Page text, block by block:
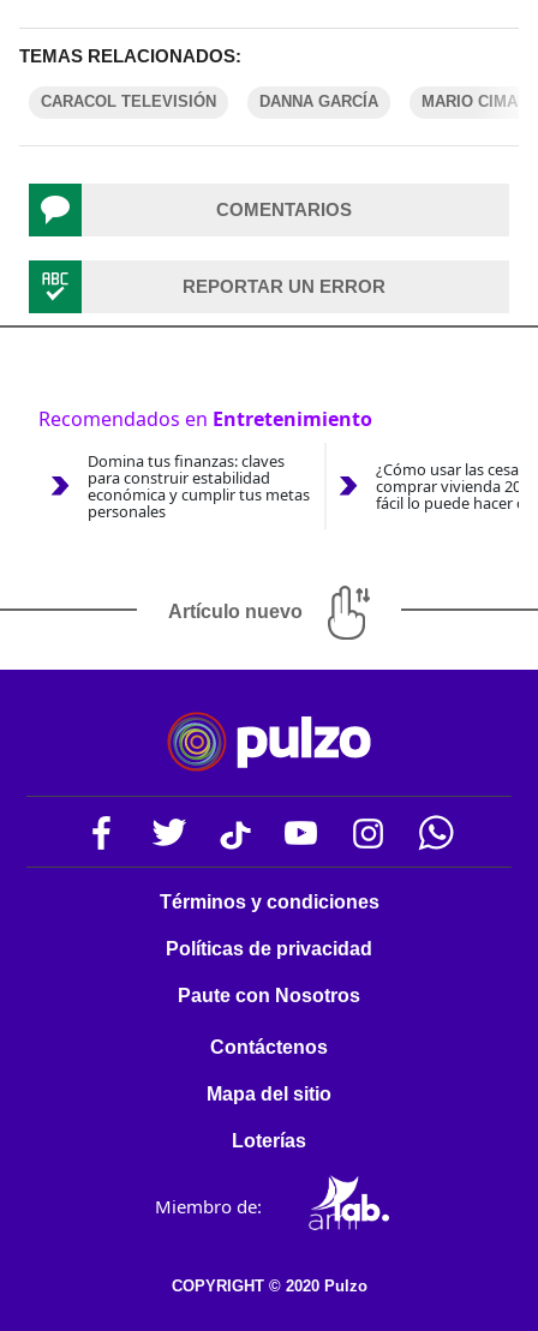
TEMAS RELACIONADOS:
CARACOL TELEVISIÓN DANNA GARCÍA MARIO
COMENTARIOS
REPORTAR UN ERROR
Recomendados en Entretenimiento
Domina tus finanzas: claves
para construir estabilidad
económica y cumplir tus metas
personales
¿Cómo usar las
comprar vivienda
fácil lo puede hacer
Artículo nuevo
Términos y condiciones
Políticas de privacidad
Paute con Nosotros
Contáctenos
Mapa del sitio
Loterías
Miembro de:
COPYRIGHT © 2020 Pulzo